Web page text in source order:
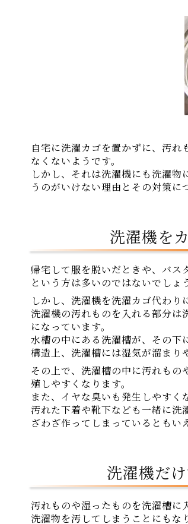
自宅に洗濯カゴを置かずに、汚
なくないようです。
しかし、それは洗濯機にも洗濯
うのがいけない理由とその対策に
洗濯機を
帰宅して服を脱いだときや、バス
という方は多いのではないでしょ
しかし、洗濯機を洗濯カゴ代わり
洗濯機の汚れものを入れる部分は
になっています。
水槽の中にある洗濯槽が、その下
構造上、洗濯槽には湿気が溜まり
その上で、洗濯槽の中に汚れもの
殖しやすくなります。
また、イヤな臭いも発生しやすく
汚れた下着や靴下なども一緒に洗
ざわざ作ってしまっているともい
洗濯機だ
汚れものや湿ったものを洗濯槽に
洗濯物を汚してしまうことにもな